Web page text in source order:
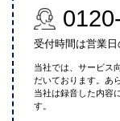
受付時間は営業
当社では、サービス
だいております。あ
当社は録音した内容
す。